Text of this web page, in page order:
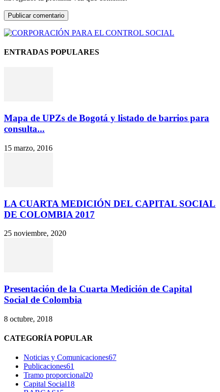
ENTRADAS POPULARES
Mapa de UPZs de Bogotá y listado de barrios para
consulta...
15 marzo, 2016
LA CUARTA MEDICIÓN DEL CAPITAL SOCIAL
DE COLOMBIA 2017
25 noviembre, 2020
Presentación de la Cuarta Medición de Capital
Social de Colombia
8 octubre, 2018
CATEGORÍA POPULAR
Noticias y Comunicaciones67
Publicaciones61
Tramo proporcional20
Capital Social18